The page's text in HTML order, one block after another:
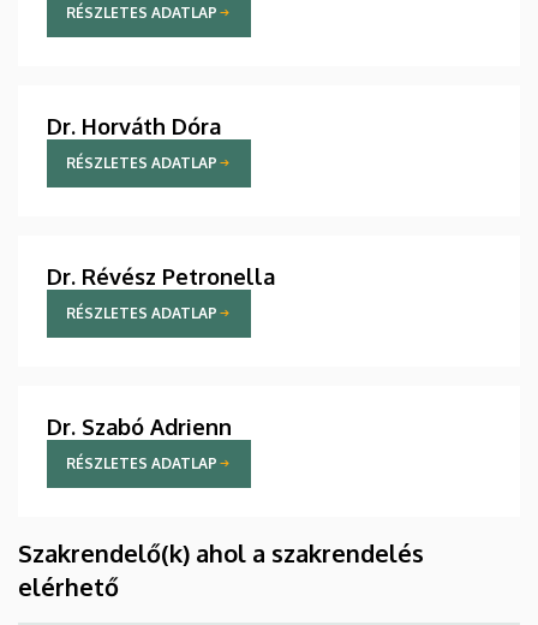
RÉSZLETES ADATLAP
Dr. Horváth Dóra
RÉSZLETES ADATLAP
Dr. Révész Petronella
RÉSZLETES ADATLAP
Dr. Szabó Adrienn
RÉSZLETES ADATLAP
Szakrendelő(k) ahol a szakrendelés
elérhető